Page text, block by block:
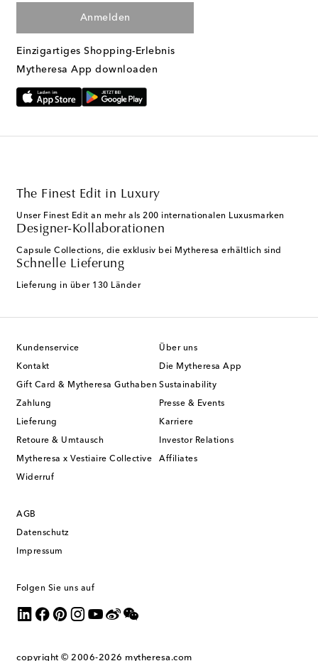
Anmelden
Einzigartiges Shopping-Erlebnis
Mytheresa App downloaden
The Finest Edit in Luxury
Unser Finest Edit an mehr als 200 internationalen Luxusmarken
Designer-Kollaborationen
Capsule Collections, die exklusiv bei Mytheresa erhältlich sind
Schnelle Lieferung
Lieferung in über 130 Länder
Kundenservice
Kontakt
Gift Card & Mytheresa Guthaben
Zahlung
Lieferung
Retoure & Umtausch
Mytheresa x Vestiaire Collective
Widerruf
Über uns
Die Mytheresa App
Sustainability
Presse & Events
Karriere
Investor Relations
Affiliates
AGB
Datenschutz
Impressum
Folgen Sie uns auf
copyright © 2006-2026 mytheresa.com